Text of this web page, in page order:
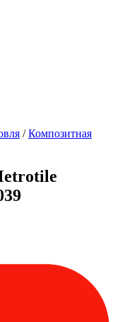
/ Композитная